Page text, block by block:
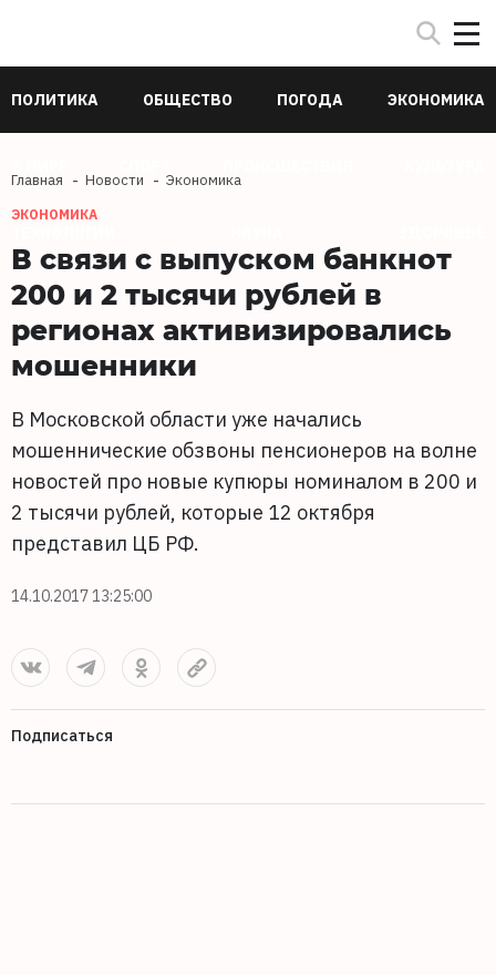
ПОЛИТИКА ОБЩЕСТВО ПОГОДА ЭКОНОМИКА
Главная Новости Экономика
ЭКОНОМИКА
В связи с выпуском банкнот
200 и 2 тысячи рублей в
регионах активизировались
мошенники
В Московской области уже начались
мошеннические обзвоны пенсионеров на волне
новостей про новые купюры номиналом в 200 и
2 тысячи рублей, которые 12 октября
представил ЦБ РФ.
14.10.2017 13:25:00
Подписаться